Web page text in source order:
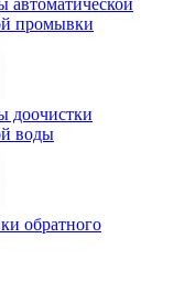
автоматической
промывки
доочистки
воды
обратного